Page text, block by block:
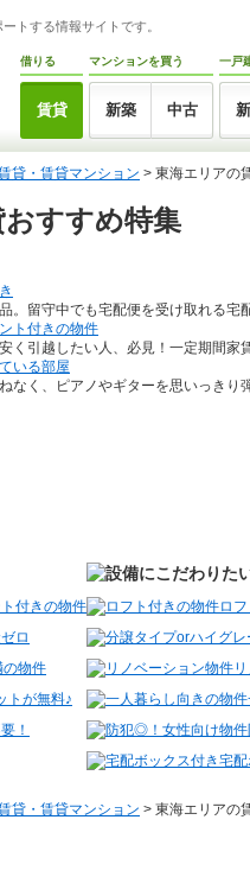
トする情報サイトです。
借りる
賃貸
マンションを買う
新築 中古
一戸
貸・賃貸マンション > 東海エリアの
。留守中でも宅配便を受け取れる宅
ト付きの物件
く引越したい人、必見！一定期間家
いる部屋
なく、ピアノやギターを思いっきり
付きの物件
ロ
の物件
トが無料♪
！
ロ
宅
貸・賃貸マンション > 東海エリアの